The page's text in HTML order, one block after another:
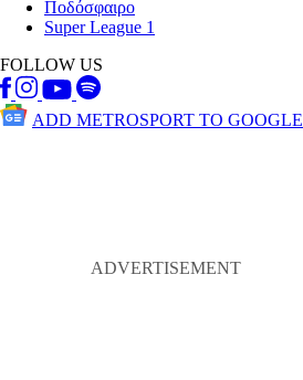
Ποδόσφαιρο
Super League 1
FOLLOW US
ADD METROSPORT TO GOOGLE